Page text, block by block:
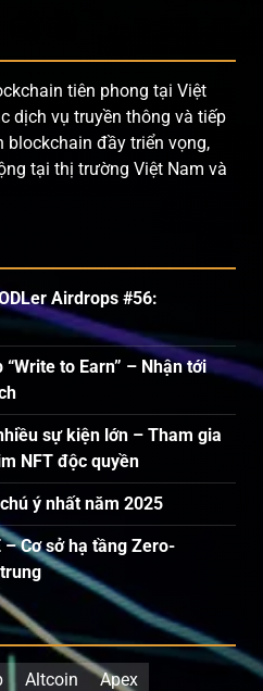
tiên phong tại Việt
dịch vụ truyền thông và tiếp
đầy triển vọng,
tại thị trường Việt Nam và
Airdrops #56:
to Earn” – Nhận tới
sự kiện lớn – Tham gia
NFT độc quyền
ý nhất năm 2025
– Cơ sở hạ tầng Zero-
Altcoin
Apex